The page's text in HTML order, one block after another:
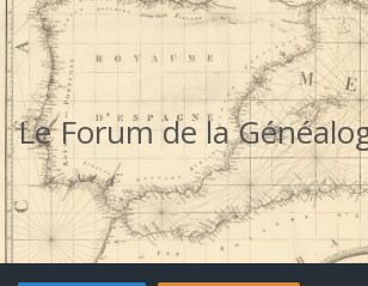
Le Forum de la